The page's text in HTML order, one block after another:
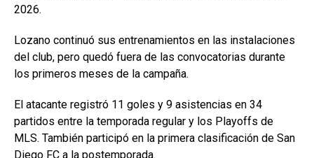
2026.
Lozano continuó sus entrenamientos en las instalaciones
del club, pero quedó fuera de las convocatorias durante
los primeros meses de la campaña.
El atacante registró 11 goles y 9 asistencias en 34
partidos entre la temporada regular y los Playoffs de
MLS. También participó en la primera clasificación de San
Diego FC a la postemporada.